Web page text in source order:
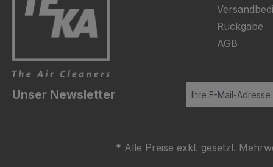
Rückgabe
AGB
Unser Newsletter
* Alle Preise exkl. gesetzl.